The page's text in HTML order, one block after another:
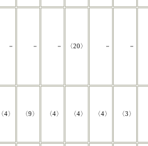
－ － － 〈20〉 － －
〈4〉 〈9〉 〈4〉 〈4〉 〈4〉 〈3〉